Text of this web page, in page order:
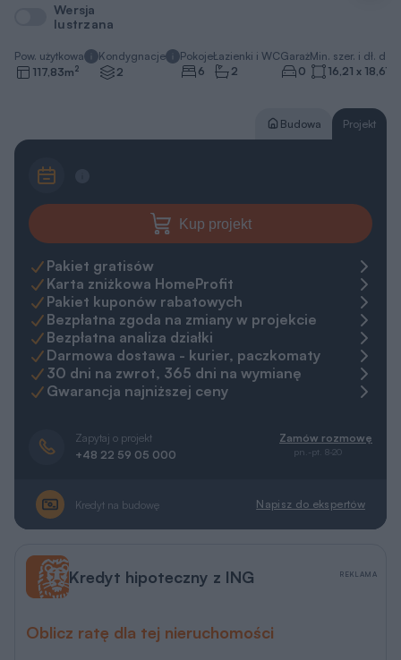
Wersja
lustrzana
Pow. użytkowa
117,83m2
Kondygnacje
2
Pokoje
6
Łazienki i WC
2
Garaż
0
Min. szer. i dł.
16,21 x 18,61
Budowa Projekt
Kup projekt
Pakiet gratisów
Karta zniżkowa HomeProfit
Pakiet kuponów rabatowych
Bezpłatna zgoda na zmiany w projekcie
Bezpłatna analiza działki
Darmowa dostawa - kurier, paczkomaty
30 dni na zwrot, 365 dni na wymianę
Gwarancja najniższej ceny
Zapytaj o projekt
+48 22 59 05 000
Zamów rozmowę
pn.-pt. 8-20
Kredyt na budowę Napisz do ekspertów
Kredyt hipoteczny z ING
Oblicz ratę dla tej nieruchomości
REKLAMA